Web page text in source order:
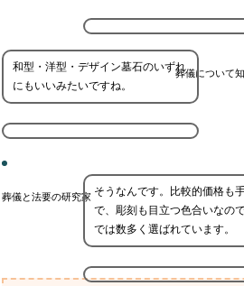
葬儀について
和型・洋型・デザイン墓石のいずれ
にもいいみたいですね。
葬儀と法要の研究家 そうなんです。比較的価格も
で、彫刻も目立つ色合いなの
では数多く選ばれています。